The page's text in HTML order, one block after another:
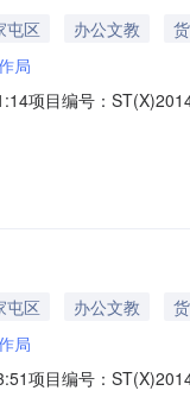
屯区 办公文教
局
项目编号：
投影仪项目编号：ST
屯区 办公文教
局
项目编号：